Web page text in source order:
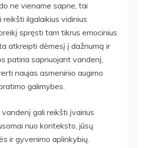
ne viename sapne, tai
reikšti ilgalaikius vidinius
spręsti tam tikrus emocinius
atkreipti dėmesį į dažnumą ir
patiria sapnuojant vandenį,
naujas asmeninio augimo
galimybes.
gali reikšti įvairius
nuo konteksto, jūsų
ir gyvenimo aplinkybių.